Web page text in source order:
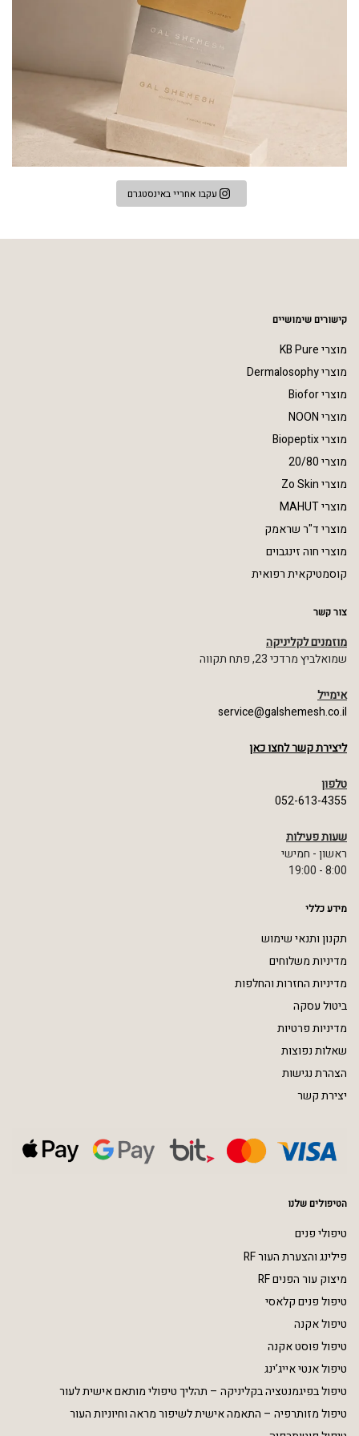
עקבו אחריי באינסטגרם
קישורים שימושיים
מוצרי KB Pure
מוצרי Dermalosophy
מוצרי Biofor
מוצרי NOON
מוצרי Biopeptix
מוצרי 20/80
מוצרי Zo Skin
מוצרי MAHUT
מוצרי ד"ר שראמק
מוצרי חוה זינגבוים
קוסמטיקאית רפואית
צור קשר
מוזמנים לקליניקה
שמואלביץ מרדכי 23, פתח תקווה
אימייל
service@galshemesh.co.il
ליצירת קשר לחצו כאן
טלפון
052-613-4355
שעות פעילות
ראשון - חמישי
8:00 - 19:00
מידע כללי
תקנון ותנאי שימוש
מדיניות משלוחים
מדיניות החזרות והחלפות
ביטול עסקה
מדיניות פרטיות
שאלות נפוצות
הצהרת נגישות
יצירת קשר
הטיפולים שלנו
טיפולי פנים
פילינג והצערת העור RF
מיצוק עור הפנים RF
טיפול פנים קלאסי
טיפול אקנה
טיפול פוסט אקנה
טיפול אנטי אייג’ינג
טיפול בפיגמנטציה בקליניקה – תהליך טיפולי מותאם אישית לעור
טיפול מזותרפיה – התאמה אישית לשיפור מראה וחיוניות העור